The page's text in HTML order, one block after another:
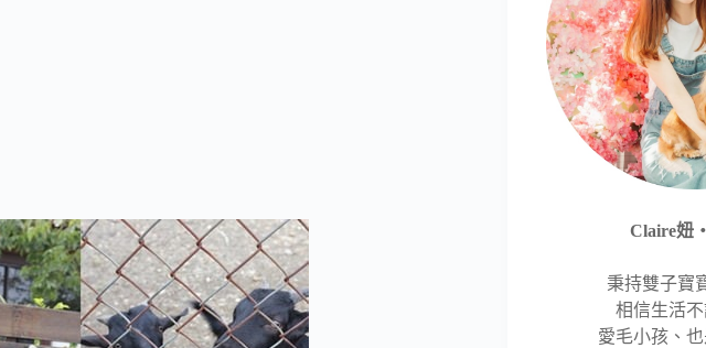
Claire妞
秉持雙子寶
相信生活
愛毛小孩、